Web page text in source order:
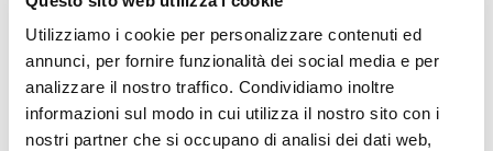
Utilizziamo i cookie per personalizzare contenuti ed
annunci, per fornire funzionalità dei social media e per
analizzare il nostro traffico. Condividiamo inoltre
informazioni sul modo in cui utilizza il nostro sito con i
nostri partner che si occupano di analisi dei dati web,
geomembrane, pensate per laprotezione
ambientale e l’impermeabilizzazionein
ambito infrastrutturale, agricolo e industriale.
Le linee BG Plast raggiungonolarghezze fino